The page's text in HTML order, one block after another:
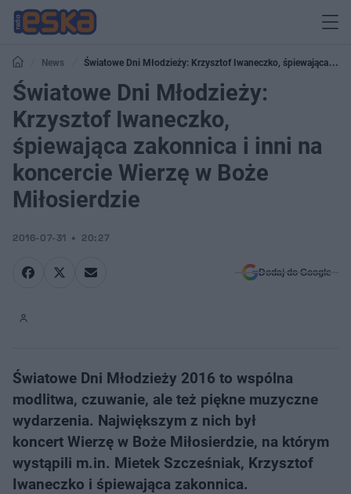
News
Światowe Dni Młodzieży: Krzysztof Iwaneczko, śpiewająca
zakonnica i inni na koncercie Wierzę w Boże Miłosierdzie
Światowe Dni Młodzieży:
Krzysztof Iwaneczko,
śpiewająca zakonnica i inni na
koncercie Wierzę w Boże
Miłosierdzie
2016-07-31 20:27
Dodaj do Google
Światowe Dni Młodzieży 2016 to wspólna
modlitwa, czuwanie, ale też piękne muzyczne
wydarzenia. Największym z nich był
koncert Wierzę w Boże Miłosierdzie, na którym
wystąpili m.in. Mietek Szcześniak, Krzysztof
Iwaneczko i śpiewająca zakonnica.